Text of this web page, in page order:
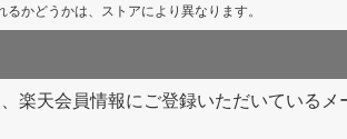
かどうかは、ストアにより異なります。
楽天会員情報にご登録いただいているメ